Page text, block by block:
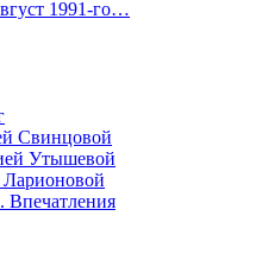
1991-го…
Свинцовой
Утышевой
Впечатления